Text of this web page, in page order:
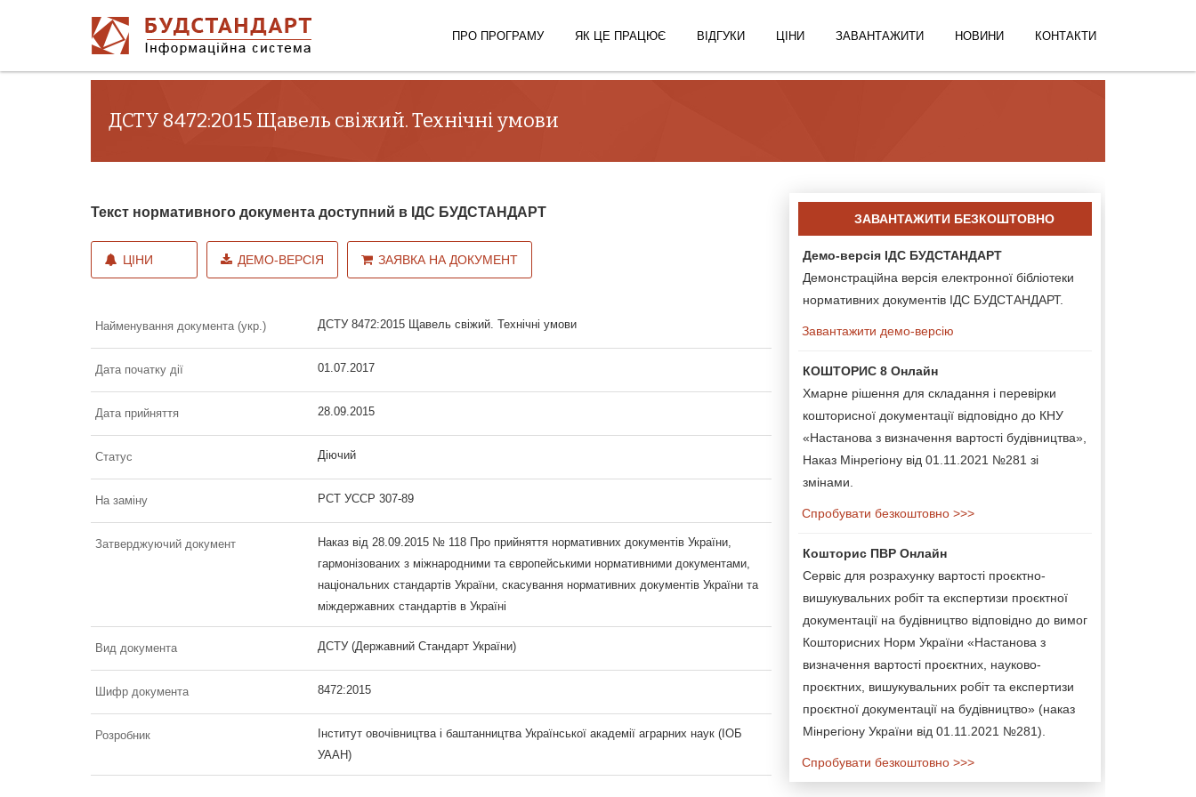
ПРО ПРОГРАМУ ЯК ЦЕ ПРАЦЮЄ ВІДГУКИ ЦІНИ ЗАВАНТАЖИТИ НОВИНИ КОНТАКТИ
ДСТУ 8472:2015 Щавель свіжий. Технічні умови
Текст нормативного документа доступний в ІДС БУДСТАНДАРТ
ЦІНИ ДЕМО-ВЕРСІЯ ЗАЯВКА НА ДОКУМЕНТ
Найменування документа (укр.) ДСТУ 8472:2015 Щавель свіжий. Технічні умови
Дата початку дії 01.07.2017
Дата прийняття 28.09.2015
Статус Діючий
На заміну РСТ УССР 307-89
Затверджуючий документ
Наказ від 28.09.2015 № 118 Про прийняття нормативних документів України,
гармонізованих з міжнародними та європейськими нормативними документами,
національних стандартів України, скасування нормативних документів України та
міждержавних стандартів в Україні
Вид документа ДСТУ (Державний Стандарт України)
Шифр документа 8472:2015
Розробник
Інститут овочівництва і баштанництва Української академії аграрних наук (ІОБ
УААН)
ЗАВАНТАЖИТИ БЕЗКОШТОВНО
Демо-версія ІДС БУДСТАНДАРТ
Демонстраційна версія електронної бібліотеки
нормативних документів ІДС БУДСТАНДАРТ.
Завантажити демо-версію
КОШТОРИС 8 Онлайн
Хмарне рішення для складання і перевірки
кошторисної документації відповідно до КНУ
«Настанова з визначення вартості будівництва»,
Наказ Мінрегіону від 01.11.2021 №281 зі
змінами.
Спробувати безкоштовно >>>
Кошторис ПВР Онлайн
Сервіс для розрахунку вартості проєктно-
вишукувальних робіт та експертизи проєктної
документації на будівництво відповідно до вимог
Кошторисних Норм України «Настанова з
визначення вартості проєктних, науково-
проєктних, вишукувальних робіт та експертизи
проєктної документації на будівництво» (наказ
Мінрегіону України від 01.11.2021 №281).
Спробувати безкоштовно >>>